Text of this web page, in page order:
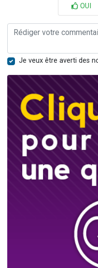
OUI
Je veux être averti des